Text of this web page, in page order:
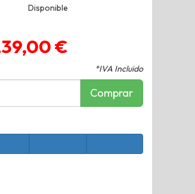
Disponible
€
*IVA Incluido
Comprar